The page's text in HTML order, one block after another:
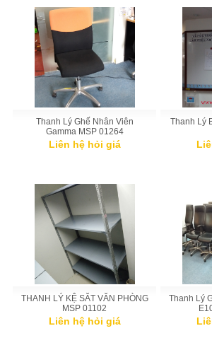
Thanh Lý Ghế Nhân Viên
Gamma MSP 01264
Liên hệ hỏi giá
Thanh Lý
THANH LÝ KỆ SĂT VĂN PHÒNG
MSP 01102
Liên hệ hỏi giá
Thanh Lý